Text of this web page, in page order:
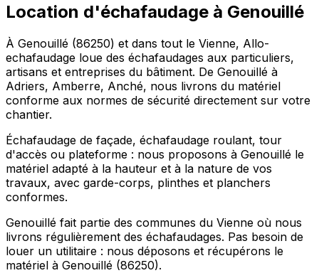
Location d'échafaudage à Genouillé
À Genouillé (86250) et dans tout le Vienne, Allo-
echafaudage loue des échafaudages aux particuliers,
artisans et entreprises du bâtiment. De Genouillé à
Adriers, Amberre, Anché, nous livrons du matériel
conforme aux normes de sécurité directement sur votre
chantier.
Échafaudage de façade, échafaudage roulant, tour
d'accès ou plateforme : nous proposons à Genouillé le
matériel adapté à la hauteur et à la nature de vos
travaux, avec garde-corps, plinthes et planchers
conformes.
Genouillé fait partie des communes du Vienne où nous
livrons régulièrement des échafaudages. Pas besoin de
louer un utilitaire : nous déposons et récupérons le
matériel à Genouillé (86250).